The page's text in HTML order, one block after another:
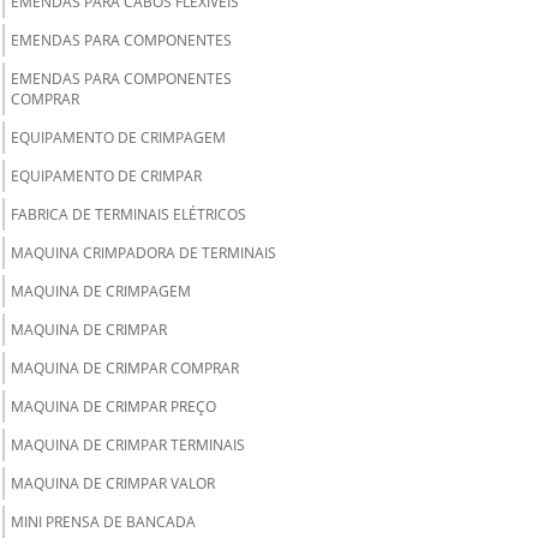
EMENDAS PARA COMPONENTES
EMENDAS PARA COMPONENTES
COMPRAR
EQUIPAMENTO DE CRIMPAGEM
EQUIPAMENTO DE CRIMPAR
FABRICA DE TERMINAIS ELÉTRICOS
MAQUINA CRIMPADORA DE TERMINAIS
MAQUINA DE CRIMPAGEM
MAQUINA DE CRIMPAR
MAQUINA DE CRIMPAR COMPRAR
MAQUINA DE CRIMPAR PREÇO
MAQUINA DE CRIMPAR TERMINAIS
MAQUINA DE CRIMPAR VALOR
MINI PRENSA DE BANCADA